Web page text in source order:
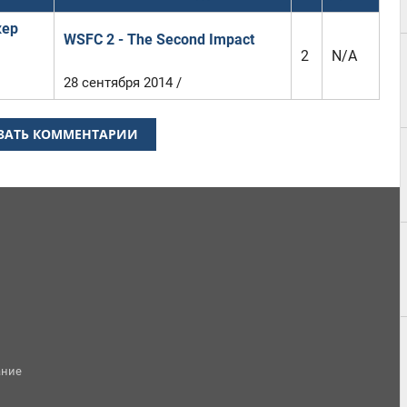
WSFC 2 - The Second Impact
2
N/A
28 сентября 2014 /
КОММЕНТАРИИ